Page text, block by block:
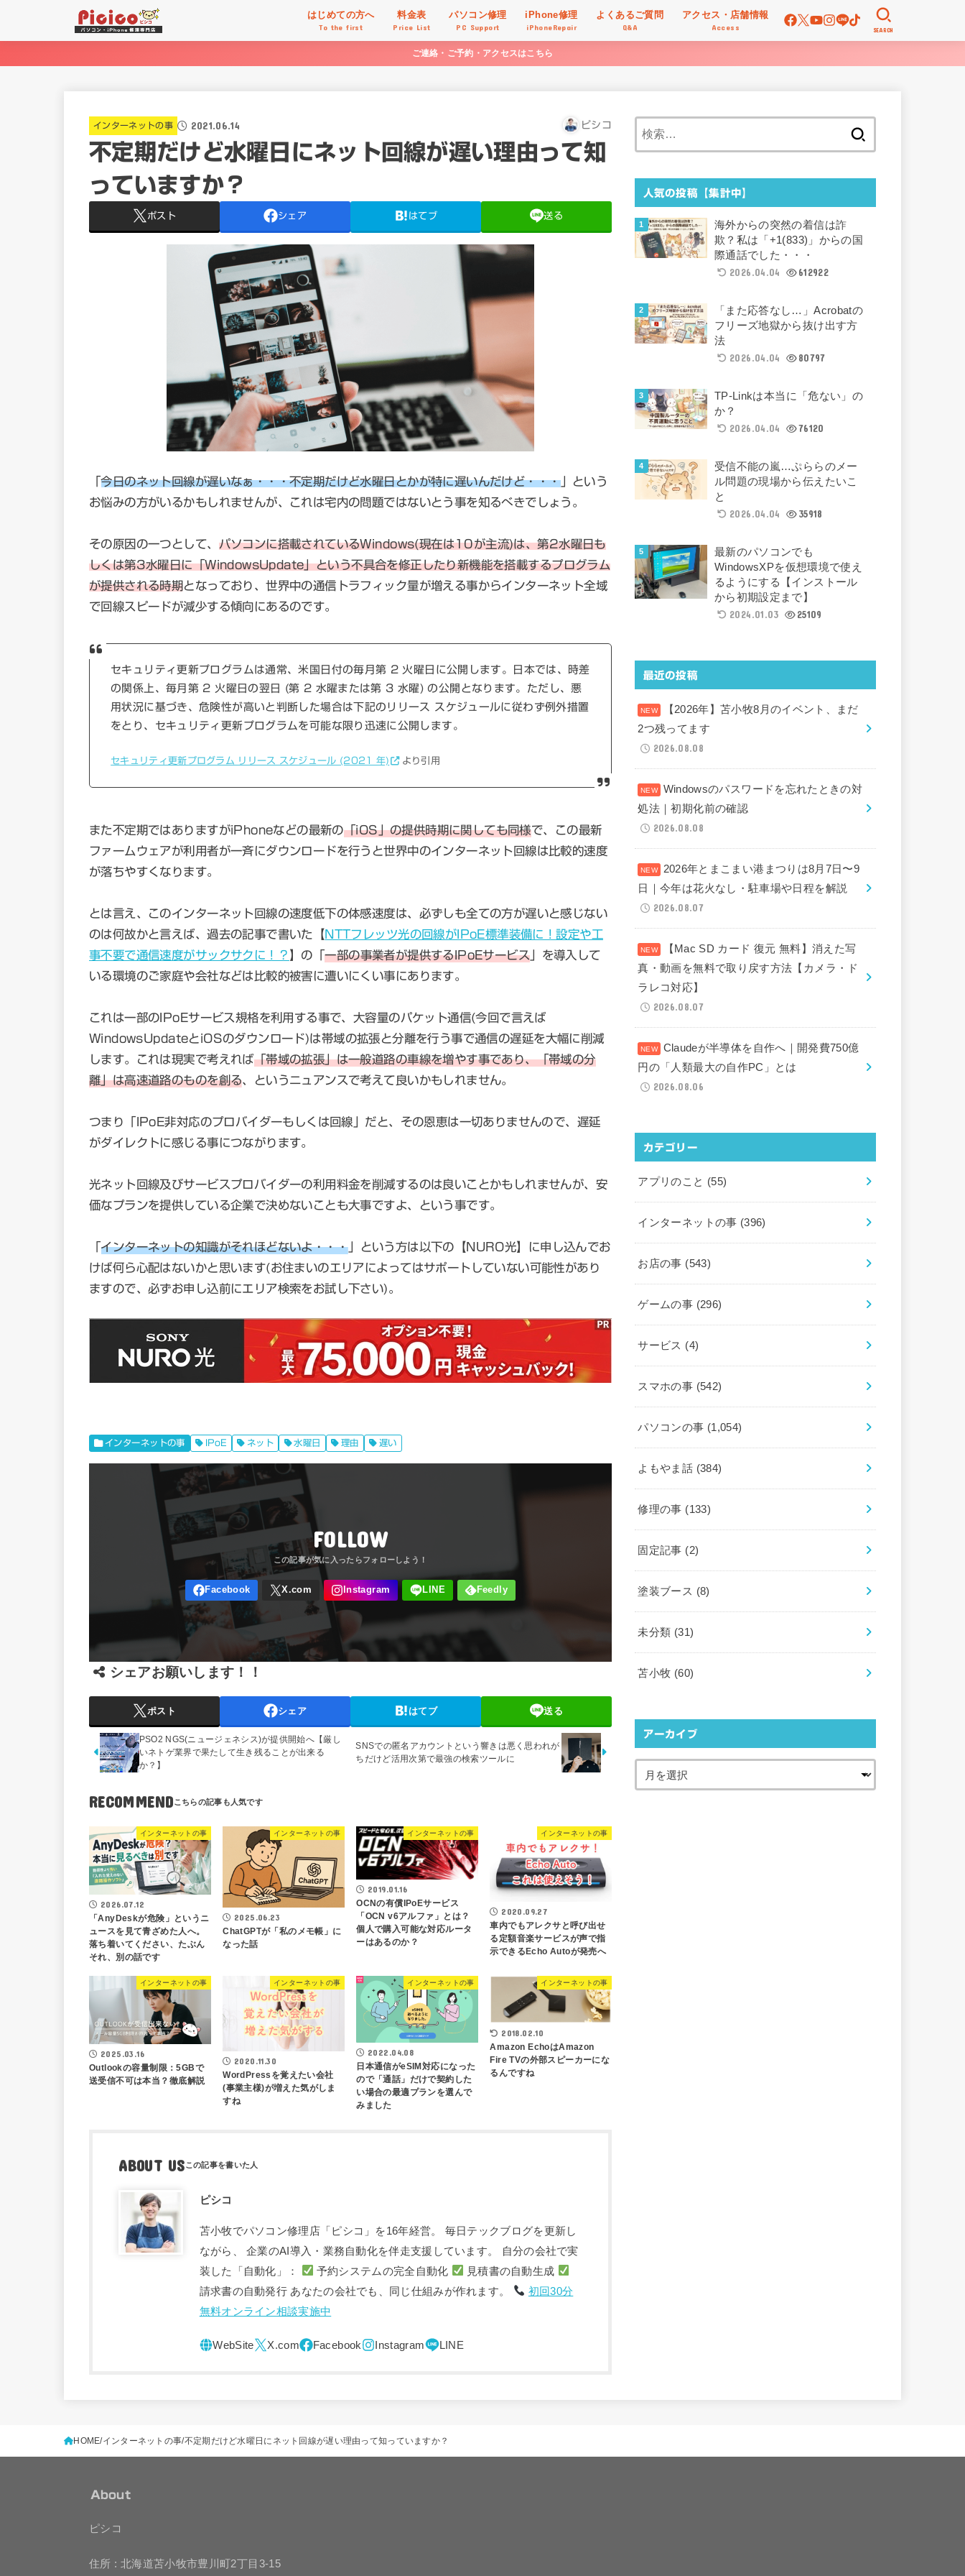
はじめての方へ
To the first
料金表
Price List
パソコン修理
PC Support
iPhone修理
iPhoneRepair
よくあるご質問
Q&A
アクセス・店舗情報
Access SEARCH
ご連絡・ご予約・アクセスはこちら
インターネットの事 2021.06.14 ピシコ
不定期だけど水曜日にネット回線が遅い理由って知
っていますか？
ポスト シェア はてブ 送る
「今日のネット回線が遅いなぁ・・・不定期だけど水曜日とかが特に遅いんだけど・・・」という
お悩みの方がいるかもしれませんが、これは宅内の問題ではないとう事を知るべきでしょう。
その原因の一つとして、 パソコンに搭載されているWindows(現在は10が主流)は、第2水曜日も
しくは第3水曜日に「WindowsUpdate」という不具合を修正したり新機能を搭載するプログラム
が提供される時期 となっており、世界中の通信トラフィック量が増える事からインターネット全域
で回線スピードが減少する傾向にあるのです。
セキュリティ更新プログラムは通常、米国日付の毎月第 2 火曜日に公開します。日本では、時差
の関係上、毎月第 2 火曜日の翌日 (第 2 水曜または第 3 水曜) の公開となります。ただし、悪
用状況に基づき、危険性が高いと判断した場合は下記のリリース スケジュールに従わず例外措置
をとり、セキュリティ更新プログラムを可能な限り迅速に公開します。
セキュリティ更新プログラム リリース スケジュール (2021 年) より引用
また不定期ではありますがiPhoneなどの最新の「iOS」の提供時期に関しても同様で、この最新
ファームウェアが利用者が一斉にダウンロードを行うと世界中のインターネット回線は比較的速度
が落ちやすくなります。
とは言え、このインターネット回線の速度低下の体感速度は、必ずしも全ての方が遅いと感じない
のは何故かと言えば、過去の記事で書いた【NTTフレッツ光の回線がIPoE標準装備に！設定や工
事不要で通信速度がサックサクに！？ 】の「一部の事業者が提供するIPoEサービス 」を導入して
いる環境のご家庭や会社などは比較的被害に遭いにくい事にあります。
これは一部のIPoEサービス規格を利用する事で、大容量のパケット通信(今回で言えば
WindowsUpdateとiOSのダウンロード)は帯域の拡張と分離を行う事で通信の遅延を大幅に削減
します。これは現実で考えれば「帯域の拡張」は一般道路の車線を増やす事であり、「帯域の分
離」は高速道路のものを創る、というニュアンスで考えて良いかもしれません。
つまり「IPoE非対応のプロバイダーもしくは回線」だと、その恩恵は一切ありませんので、遅延
がダイレクトに感じる事につながります。
光ネット回線及びサービスプロバイダーの利用料金を削減するのは良いことかもしれませんが、安
価なプランを提供している企業で決めないことも大事ですよ、という事です。
「インターネットの知識がそれほどないよ・・・ 」という方は以下の【NURO光】に申し込んでお
けば何ら心配はないかと思います(お住まいのエリアによってはサポートしていない可能性があり
ますので、必ずお申し込前にエリア検索をお試し下さい)。
インターネットの事 IPoE ネット 水曜日 理由 遅い
FOLLOW
シェアお願いします！！
ポスト シェア はてブ 送る
SNSでの匿名アカウントという響きは悪く思われが
ちだけど活用次第で最強の検索ツールに
PSO2 NGS(ニュージェネシス)が提供開始へ【厳し
いネトゲ業界で果たして生き残ることが出来る
か？】
RECOMMEND
インターネットの事
2026.07.12
「AnyDeskが危険」というニ
ュースを見て青ざめた人へ。
落ち着いてください、たぶん
それ、別の話です
インターネットの事
2025.06.23
ChatGPTが「私のメモ帳」に
なった話
インターネットの事
2019.01.16
OCNの有償IPoEサービス
「OCN v6アルファ」とは？
個人で購入可能な対応ルータ
ーはあるのか？
インターネットの事
2020.09.27
車内でもアレクサと呼び出せ
る定額音楽サービスが声で指
示できるEcho Autoが発売へ
インターネットの事
2025.03.16
Outlookの容量制限：5GBで
送受信不可は本当？徹底解説
インターネットの事
2020.11.30
WordPressを覚えたい会社
(事業主様)が増えた気がしま
すね
インターネットの事
2022.04.08
日本通信がeSIM対応になった
ので「通話」だけで契約した
い場合の最適プランを選んで
みました
インターネットの事
2018.02.10
Amazon EchoはAmazon
Fire TVの外部スピーカーにな
るんですね
ABOUT US
ピシコ
苫小牧でパソコン修理店「ピシコ」を16年経営。 毎日テックブログを更新し
ながら、 企業のAI導入・業務自動化を伴走支援しています。 自分の会社で実
装した「自動化」：
予約システムの完全自動化
見積書の自動生成
請求書の自動発行 あなたの会社でも、同じ仕組みが作れます。
初回30分
無料オンライン相談実施中
人気の投稿【集計中】
海外からの突然の着信は詐
欺？私は「+1(833)」からの国
際通話でした・・・
2026.04.04
612922
「また応答なし…」Acrobatの
フリーズ地獄から抜け出す方
法
2026.04.04
80797
TP-Linkは本当に「危ない」の
か？
2026.04.04
76120
受信不能の嵐…ぷららのメー
ル問題の現場から伝えたいこ
と
2026.04.04
35918
最新のパソコンでも
WindowsXPを仮想環境で使え
るようにする【インストール
から初期設定まで】
2024.01.03
25109
最近の投稿
【2026年】苫小牧8月のイベント、まだ
2つ残ってます
2026.08.08
Windowsのパスワードを忘れたときの対
処法｜初期化前の確認
2026.08.08
2026年とまこまい港まつりは8月7日〜9
日｜今年は花火なし・駐車場や日程を解説
2026.08.07
【Mac SD カード 復元 無料】消えた写
真・動画を無料で取り戻す方法【カメラ・ド
ラレコ対応】
2026.08.07
Claudeが半導体を自作へ｜開発費750億
円の「人類最大の自作PC」とは
2026.08.06
カテゴリー
アプリのこと (55)
インターネットの事 (396)
お店の事 (543)
ゲームの事 (296)
サービス (4)
スマホの事 (542)
パソコンの事 (1,054)
よもやま話 (384)
修理の事 (133)
固定記事 (2)
塗装ブース (8)
未分類 (31)
苫小牧 (60)
アーカイブ
HOME インターネットの事 不定期だけど水曜日にネット回線が遅い理由って知っていますか？
About
ピシコ
住所 : 北海道苫小牧市豊川町2丁目3-15